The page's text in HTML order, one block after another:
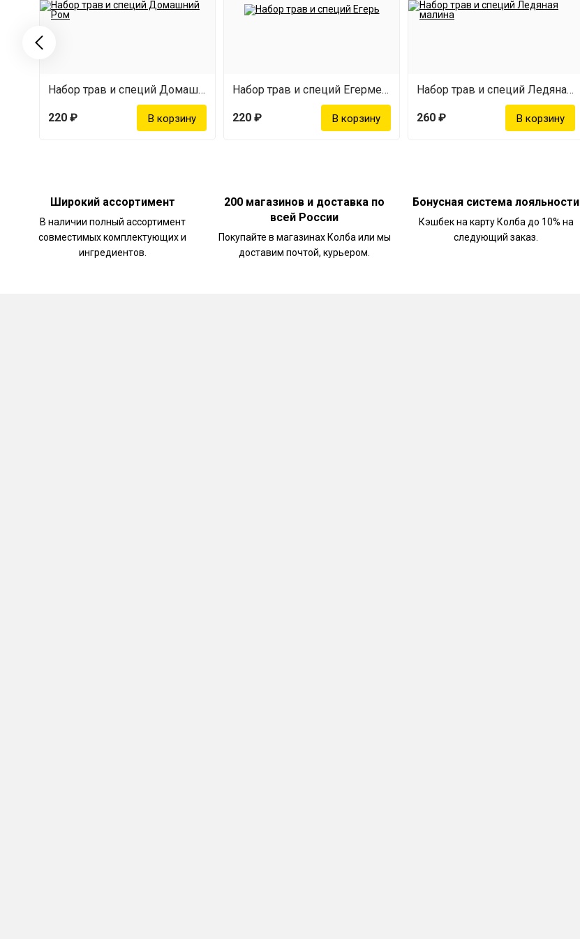
Набор трав и специй Домашний Ром
220 ₽
Набор трав и специй Егермейстер
220 ₽
Набор трав и специй Ледяная малина
260 ₽
Широкий ассортимент
В наличии полный ассортимент
совместимых комплектующих и
ингредиентов.
200 магазинов и доставка по
всей России
Покупайте в магазинах Колба или мы
доставим почтой, курьером.
Бонусная система лояльности
Кэшбек на карту Колба до 10% на
следующий заказ.